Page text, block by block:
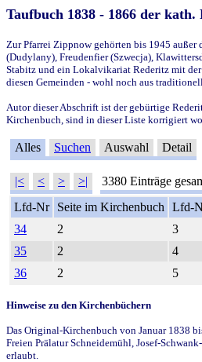
Taufbuch 1838 - 1866 der
Zur Pfarrei Zippnow gehörten bis 1945
(Dudylany), Freudenfier (Szwecja),
Stabitz und ein Lokalvikariat Rederitz mit der
diesen Gemeinden - wohl noch aus
Autor dieser Abschrift ist der gebürtige
Kirchenbuch, sind in dieser Liste korrigiert
Alles Suchen Auswahl Detail
|< < > >| 3380 Einträge
Lfd-Nr
Seite im Kirchenbuch Lfd-
34
2 3
35
2 4
36
2 5
Hinweise zu den Kirchenbüchern
Das Original-Kirchenbuch von Januar 1838
Freien Prälatur Schneidemühl, Josef-
erlaubt.